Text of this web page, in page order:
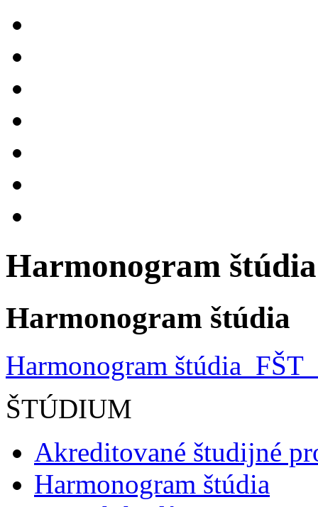
Harmonogram štúdia
Harmonogram štúdia
Harmonogram
ŠTÚDIUM
Akreditované študijné
Harmonogram štúdia